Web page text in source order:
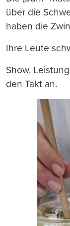
über die
haben die
Ihre Leute
Show,
den Takt an.